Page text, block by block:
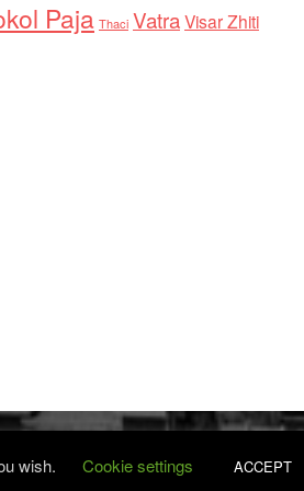
Paja Thaci VatraVisar Zhiti
wish. Cookie settings ACCEPT